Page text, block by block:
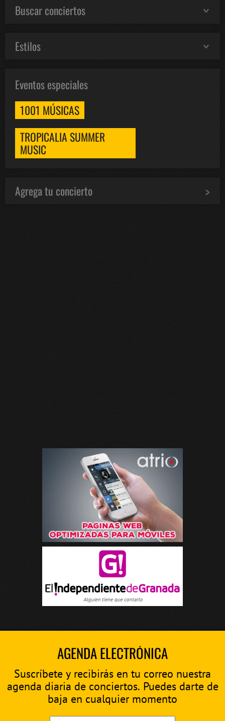
Buscar conciertos
Estilos
Eventos especiales
1001 MÚSICAS
TROPICALIA SUMMER
MUSIC
Agrega tu concierto
AGENDA ELECTRÓNICA
Suscríbete y recibirás en tu correo nuestra
agenda diaria de conciertos. Puedes darte de
baja en cualquier momento